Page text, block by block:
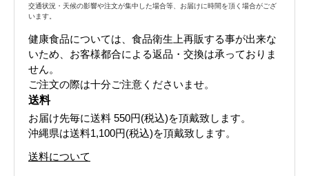
交通状況・天候の影響や注文が集中した場合等、お届けに時間を頂く場合がござ
います。
健康食品については、食品衛生上再販する事が出来な
いため、お客様都合による返品・交換は承っておりま
せん。
ご注文の際は十分ご注意くださいませ。
送料
お届け先毎に送料 550円(税込)を頂戴致します。
沖縄県は送料1,100円(税込)を頂戴致します。
送料について